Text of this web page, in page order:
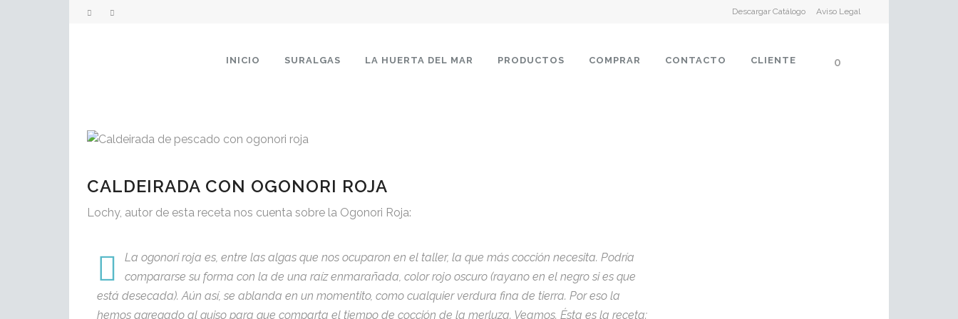
Descargar Catálogo Aviso Legal
0
INICIO SURALGAS LA HUERTA DEL MAR PRODUCTOS COMPRAR CONTACTO CLIENTE
CALDEIRADA CON OGONORI ROJA
Lochy, autor de esta receta nos cuenta sobre la Ogonori Roja:
La ogonori roja es, entre las algas que nos ocuparon en el taller, la que más cocción necesita. Podría
compararse su forma con la de una raíz enmarañada, color rojo oscuro (rayano en el negro si es que
está desecada). Aún así, se ablanda en un momentito, como cualquier verdura fina de tierra. Por eso la
hemos agregado al guiso para que comparta el tiempo de cocción de la merluza. Veamos. Ésta es la receta: